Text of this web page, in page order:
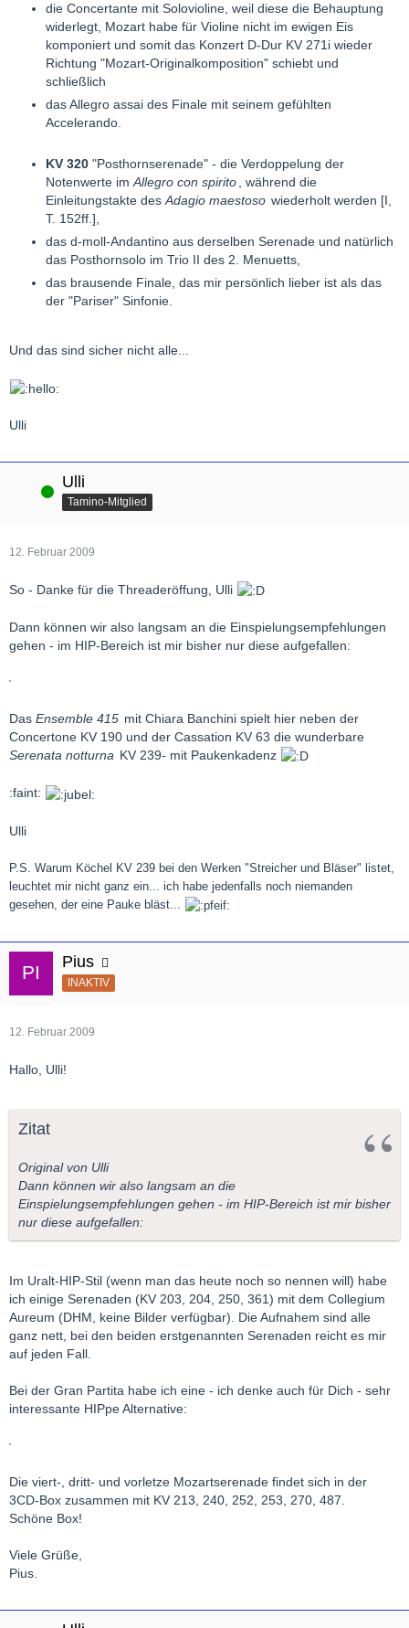
die Concertante mit Solovioline, weil diese die Behauptung
widerlegt, Mozart habe für Violine nicht im ewigen Eis
komponiert und somit das Konzert D-Dur KV 271i wieder
Richtung "Mozart-Originalkomposition" schiebt und
schließlich
das Allegro assai des Finale mit seinem gefühlten
Accelerando.
KV 320 "Posthornserenade" - die Verdoppelung der
Notenwerte imAllegro con spirito, während die
Einleitungstakte desAdagio maestoso wiederholt werden [I,
T. 152ff.],
das d-moll-Andantino aus derselben Serenade und natürlich
das Posthornsolo im Trio II des 2. Menuetts,
das brausende Finale, das mir persönlich lieber ist als das
der "Pariser" Sinfonie.
Und das sind sicher nicht alle...
Ulli
Online Ulli
Tamino-Mitglied
12. Februar 2009
So - Danke für die Threaderöffung, Ulli
Dann können wir also langsam an die Einspielungsempfehlungen
gehen - im HIP-Bereich ist mir bisher nur diese aufgefallen:
Das Ensemble 415 mit Chiara Banchini spielt hier neben der
Concertone KV 190 und der Cassation KV 63 die wunderbare
Serenata notturna KV 239- mit Paukenkadenz
:faint:
Ulli
P.S. Warum Köchel KV 239 bei den Werken "Streicher und Bläser" listet,
leuchtet mir nicht ganz ein... ich habe jedenfalls noch niemanden
gesehen, der eine Pauke bläst...
Pius
INAKTIV
12. Februar 2009
Hallo, Ulli!
Zitat
Original von Ulli
Dann können wir also langsam an die
Einspielungsempfehlungen gehen - im HIP-Bereich ist mir bisher
nur diese aufgefallen:
Im Uralt-HIP-Stil (wenn man das heute noch so nennen will) habe
ich einige Serenaden (KV 203, 204, 250, 361) mit dem Collegium
Aureum (DHM, keine Bilder verfügbar). Die Aufnahem sind alle
ganz nett, bei den beiden erstgenannten Serenaden reicht es mir
auf jeden Fall.
Bei der Gran Partita habe ich eine - ich denke auch für Dich - sehr
interessante HIPpe Alternative:
Die viert-, dritt- und vorletze Mozartserenade findet sich in der
3CD-Box zusammen mit KV 213, 240, 252, 253, 270, 487.
Schöne Box!
Viele Grüße,
Pius.